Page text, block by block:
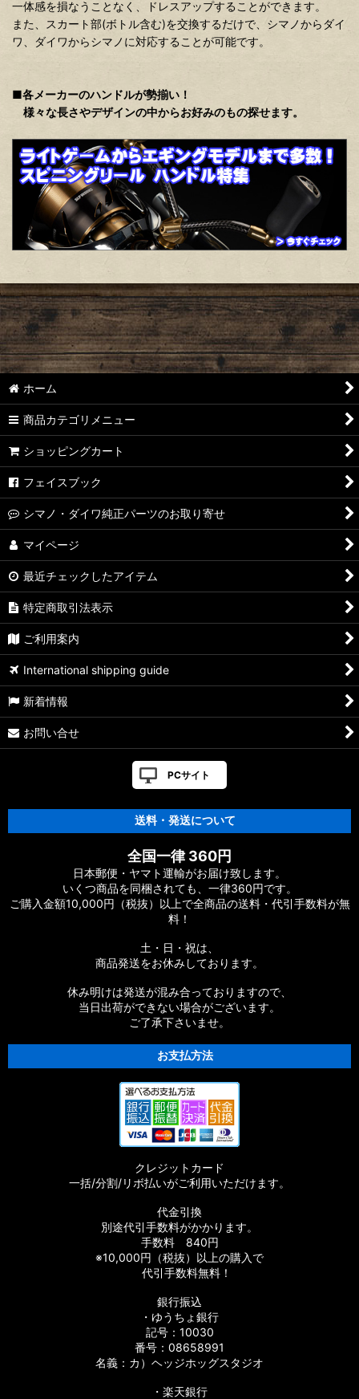
一体感を損なうことなく、ドレスアップすることができます。
また、スカート部(ボトル含む)を交換するだけで、シマノからダイ
ワ、ダイワからシマノに対応することが可能です。
■各メーカーのハンドルが勢揃い！
様々な長さやデザインの中からお好みのもの探せます。
ホーム
商品カテゴリメニュー
ショッピングカート
フェイスブック
シマノ・ダイワ純正パーツのお取り寄せ
マイページ
最近チェックしたアイテム
特定商取引法表示
ご利用案内
International shipping guide
新着情報
お問い合せ
PCサイト
送料・発送について
全国一律 360円
日本郵便・ヤマト運輸がお届け致します。
いくつ商品を同梱されても、一律360円です。
ご購入金額10,000円（税抜）以上で全商品の送料・代引手数料が無
料！
土・日・祝は、
商品発送をお休みしております。
休み明けは発送が混み合っておりますので、
当日出荷ができない場合がございます。
ご了承下さいませ。
お支払方法
クレジットカード
一括/分割/リボ払いがご利用いただけます。
代金引換
別途代引手数料がかかります。
手数料 840円
※10,000円（税抜）以上の購入で
代引手数料無料！
銀行振込
・ゆうちょ銀行
記号：10030
番号：08658991
名義：カ）ヘッジホッグスタジオ
・楽天銀行